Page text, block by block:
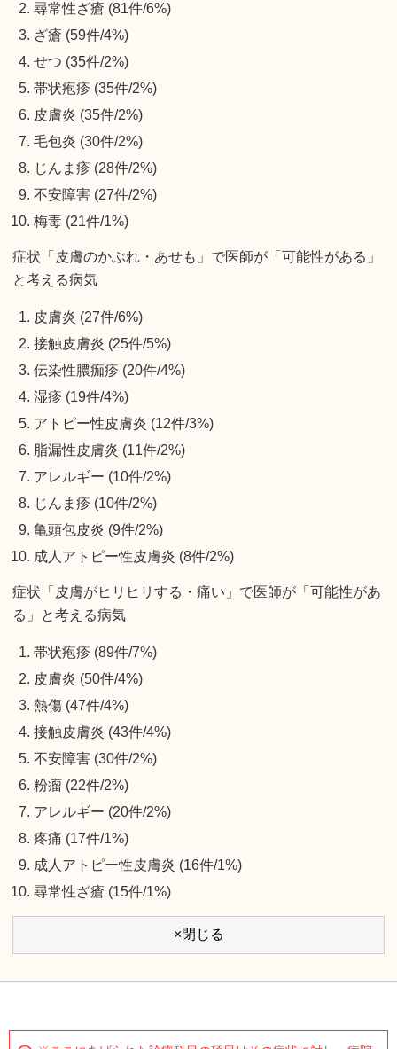
尋常性ざ瘡 (81件/6%)
ざ瘡 (59件/4%)
せつ (35件/2%)
帯状疱疹 (35件/2%)
皮膚炎 (35件/2%)
毛包炎 (30件/2%)
じんま疹 (28件/2%)
不安障害 (27件/2%)
梅毒 (21件/1%)
症状「皮膚のかぶれ・あせも」で医師が「可能性がある」
と考える病気
皮膚炎 (27件/6%)
接触皮膚炎 (25件/5%)
伝染性膿痂疹 (20件/4%)
湿疹 (19件/4%)
アトピー性皮膚炎 (12件/3%)
脂漏性皮膚炎 (11件/2%)
アレルギー (10件/2%)
じんま疹 (10件/2%)
亀頭包皮炎 (9件/2%)
成人アトピー性皮膚炎 (8件/2%)
症状「皮膚がヒリヒリする・痛い」で医師が「可能性があ
る」と考える病気
帯状疱疹 (89件/7%)
皮膚炎 (50件/4%)
熱傷 (47件/4%)
接触皮膚炎 (43件/4%)
不安障害 (30件/2%)
粉瘤 (22件/2%)
アレルギー (20件/2%)
疼痛 (17件/1%)
成人アトピー性皮膚炎 (16件/1%)
尋常性ざ瘡 (15件/1%)
×閉じる